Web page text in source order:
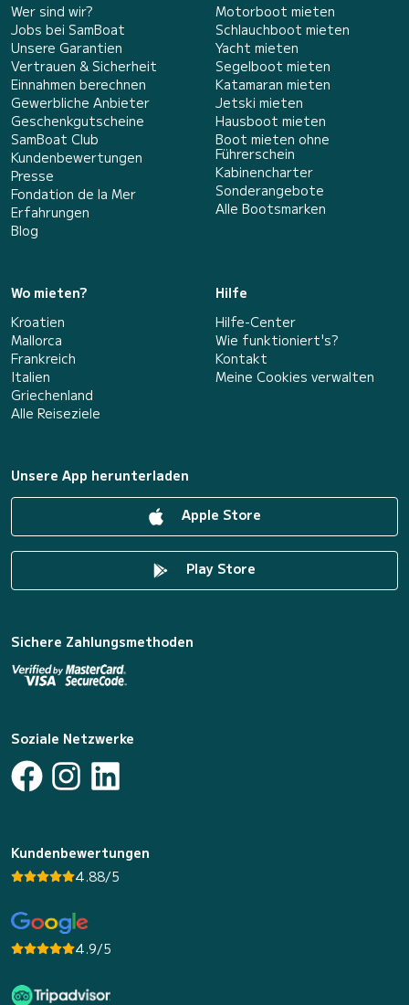
Wer sind wir?
Jobs bei SamBoat
Unsere Garantien
Vertrauen & Sicherheit
Einnahmen berechnen
Gewerbliche Anbieter
Geschenkgutscheine
SamBoat Club
Kundenbewertungen
Presse
Fondation de la Mer
Erfahrungen
Blog
Motorboot mieten
Schlauchboot mieten
Yacht mieten
Segelboot mieten
Katamaran mieten
Jetski mieten
Hausboot mieten
Boot mieten ohne
Führerschein
Kabinencharter
Sonderangebote
Alle Bootsmarken
Wo mieten?
Kroatien
Mallorca
Frankreich
Italien
Griechenland
Alle Reiseziele
Hilfe
Hilfe-Center
Wie funktioniert's?
Kontakt
Meine Cookies verwalten
Unsere App herunterladen
Apple Store
Play Store
Sichere Zahlungsmethoden
Soziale Netzwerke
Kundenbewertungen
4.88/5
4.9/5